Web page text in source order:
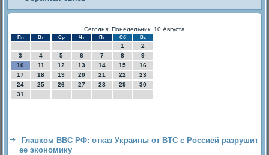
Сегодня: Понедельник, 10 Августа
Пн Вт Ср Чт Пт Сб Вс
1
2
3
4 5 6 7 8
9
10
11 12 13 14 15
16
17
18 19 20 21 22
23
24
25 26 27 28 29
30
31
Главком ВВС РФ: отказ Украины от ВТС с Россией разрушит
ее экономику